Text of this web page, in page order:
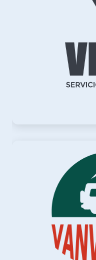
Imagen corporativa